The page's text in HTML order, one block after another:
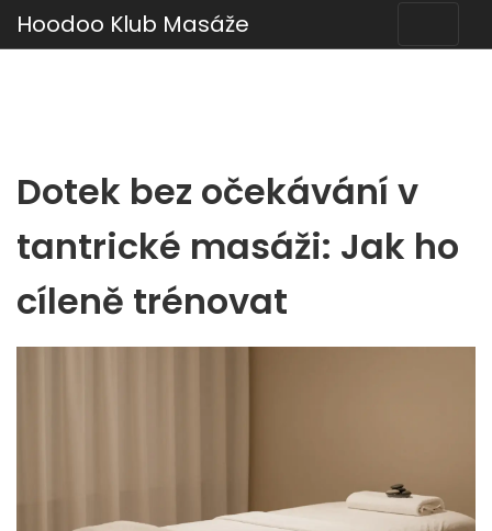
Hoodoo Klub Masáže
Dotek bez očekávání v
tantrické masáži: Jak ho
cíleně trénovat